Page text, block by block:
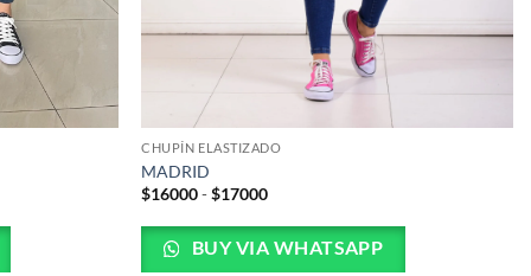
CHUPÍN ELASTIZADO
MADRID
$16000-$17000Rango
precios:
desde
$16000
BUY VIA WHATSAPP